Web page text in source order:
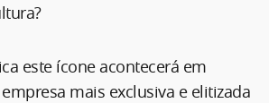
este ícone acontecerá em
empresa mais exclusiva e elitizada